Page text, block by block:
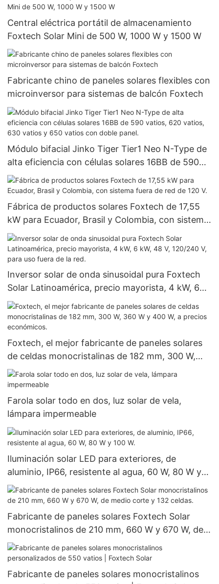
Central eléctrica portátil de almacenamiento
Foxtech Solar Mini de 500 W, 1000 W y 1500 W
Fabricante chino de paneles solares flexibles con
microinversor para sistemas de balcón Foxtech
Módulo bifacial Jinko Tiger Tier1 Neo N-Type de
alta eficiencia con células solares 16BB de 590
vatios, 620 vatios, 630 vatios y 650 vatios con
doble panel.
Fábrica de productos solares Foxtech de 17,55
kW para Ecuador, Brasil y Colombia, con sistema
fuera de red de 120 V.
Inversor solar de onda sinusoidal pura Foxtech
Solar Latinoamérica, precio mayorista, 4 kW, 6
kW, 48 V, 120/240 V, para uso fuera de la red.
Foxtech, el mejor fabricante de paneles solares
de celdas monocristalinas de 182 mm, 300 W,
360 W y 400 W, a precios económicos.
Farola solar todo en dos, luz solar de vela,
lámpara impermeable
Iluminación solar LED para exteriores, de
aluminio, IP66, resistente al agua, 60 W, 80 W y
100 W.
Fabricante de paneles solares Foxtech Solar
monocristalinos de 210 mm, 660 W y 670 W, de
medio corte y 132 celdas.
Fabricante de paneles solares monocristalinos